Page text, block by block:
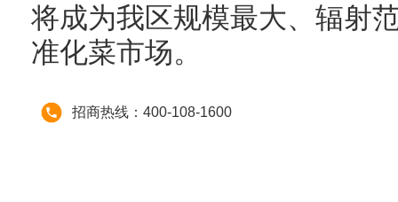
将成为我区规模最大、辐射
准化菜市场。
招商热线：400-108-1600